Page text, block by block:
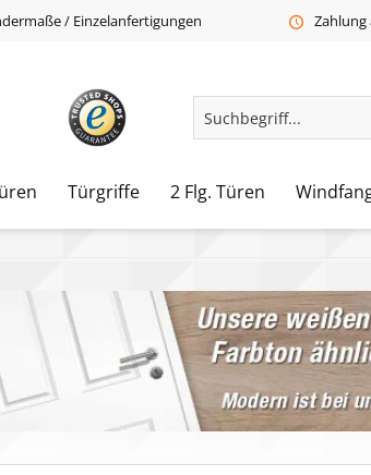
/ Einzelanfertigungen Zahlung
Türgriffe 2 Flg. Türen